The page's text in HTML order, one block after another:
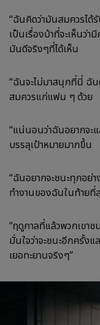
“ฉันคิดว่ามันสมควรได้รั
เป็นเรื่องบ้าที่จะเห็นว่า
มันดีจริงๆที่ได้เห็น
“ฉันจะไม่มาสนุกที่นี่ ฉัน
สมควรแก่แฟน ๆ ด้วย
“แน่นอนว่าฉันอยากจะ
บรรลุเป้าหมายมากขึ้น
“ฉันอยากจะชนะทุกอย่
ทำงานของฉันในท้ายที่สุ
“ฤดูกาลที่แล้วพวกเขา
มั่นใจว่าจะชนะอีกครั้ง
เยอทะยานจริงๆ”